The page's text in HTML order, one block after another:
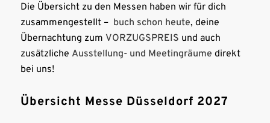
Die Übersicht zu den Messen haben wir für dich
zusammengestellt – buch schon heute, deine
Übernachtung zum VORZUGSPREIS und auch
zusätzliche Ausstellung- und Meetingräume direkt
bei uns!
Übersicht Messe Düsseldorf 2027